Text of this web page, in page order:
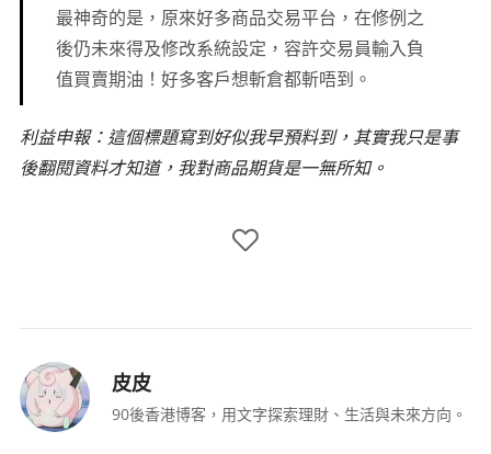
最神奇的是，原來好多商品交易平台，在修例之
後仍未來得及修改系統設定，容許交易員輸入負
值買賣期油！好多客戶想斬倉都斬唔到。
利益申報：這個標題寫到好似我早預料到，其實我只是事
後翻閱資料才知道，我對商品期貨是一無所知。
皮皮
90後香港博客，用文字探索理財、生活與未來方向。